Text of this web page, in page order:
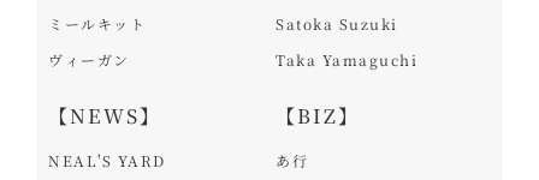
ミールキット
ヴィーガン
【NEWS】
NEAL'S YARD
Satoka Suzuki
Taka Yamaguchi
【BIZ】
あ行